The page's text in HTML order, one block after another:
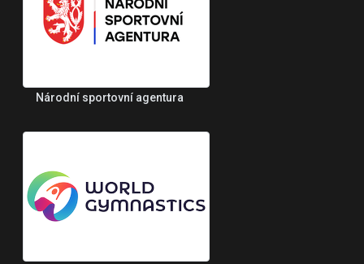
Národní sportovní agentura